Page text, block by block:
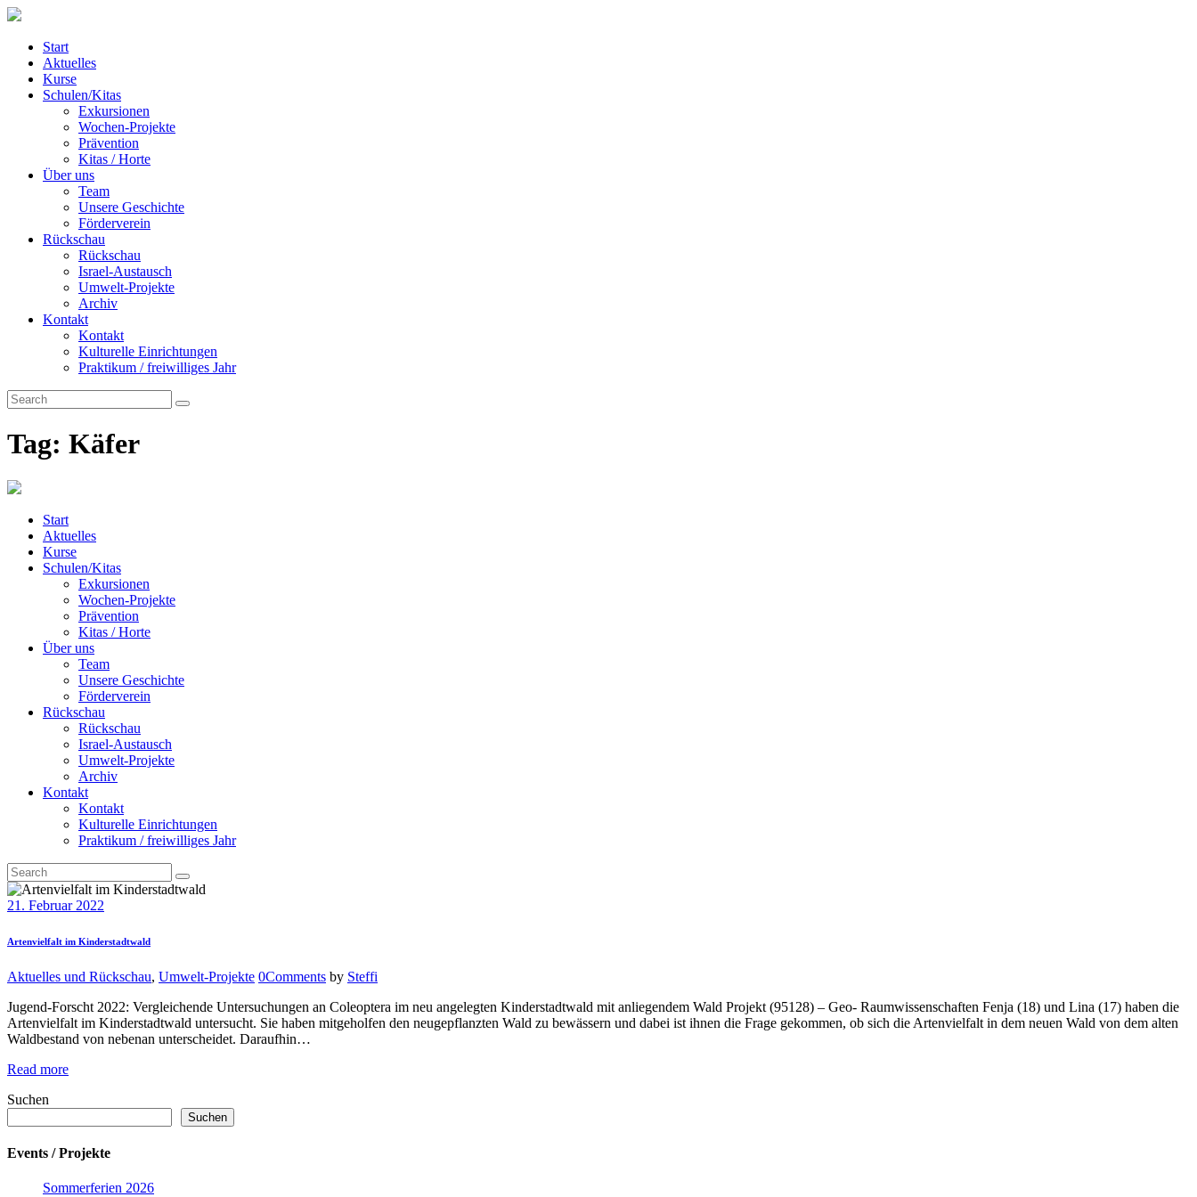
Start
Aktuelles
Kurse
Schulen/Kitas
Exkursionen
Wochen-Projekte
Prävention
Kitas / Horte
Über uns
Team
Unsere Geschichte
Förderverein
Rückschau
Rückschau
Israel-Austausch
Umwelt-Projekte
Archiv
Kontakt
Kontakt
Kulturelle Einrichtungen
Praktikum / freiwilliges Jahr
Tag: Käfer
Start
Aktuelles
Kurse
Schulen/Kitas
Exkursionen
Wochen-Projekte
Prävention
Kitas / Horte
Über uns
Team
Unsere Geschichte
Förderverein
Rückschau
Rückschau
Israel-Austausch
Umwelt-Projekte
Archiv
Kontakt
Kontakt
Kulturelle Einrichtungen
Praktikum / freiwilliges Jahr
21. Februar 2022
Artenvielfalt im Kinderstadtwald
Aktuelles und Rückschau, Umwelt-Projekte 0Comments by Steffi
Jugend-Forscht 2022: Vergleichende Untersuchungen an Coleoptera im neu angelegten Kinderstadtwald mit anliegendem Wald Projekt (95128) – Geo- Raumwissenschaften Fenja (18) und Lina (17) haben die
Artenvielfalt im Kinderstadtwald untersucht. Sie haben mitgeholfen den neugepflanzten Wald zu bewässern und dabei ist ihnen die Frage gekommen, ob sich die Artenvielfalt in dem neuen Wald von dem alten
Waldbestand von nebenan unterscheidet. Daraufhin…
Read more
Suchen
Suchen
Events / Projekte
Sommerferien 2026